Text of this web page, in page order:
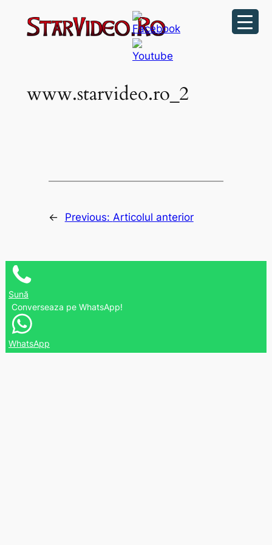
www.starvideo.ro_2
← Previous: Articolul anterior
Sună
Converseaza pe WhatsApp!
WhatsApp